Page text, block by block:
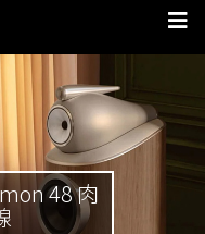
48 肉